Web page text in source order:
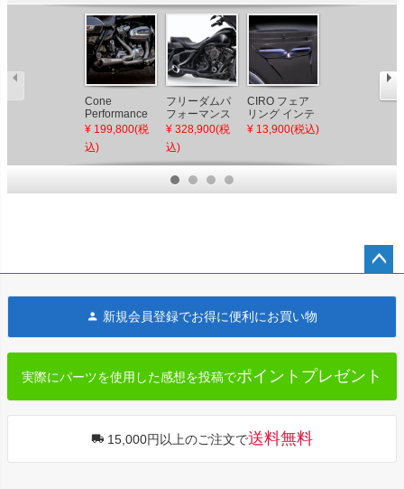
Cone
Performance
2007～2016ツ
ーリング
Turnout 2-1フ
ルエキゾース
¥ 199,800(税
込)
フリーダムパ
フォーマンス
ターンアウト
フルエキゾー
ストマフラー
ブラック/クロ
ームチップ
¥ 328,900(税
込)
CIRO フェア
リング インテ
ーク ライト ブ
ラック
¥ 13,900(税込)
2007～2016
ルエキゾース
へ
新規会員登録でお得に便利にお買い物
実際にパーツを使用した感想を投稿でポイントプレゼント
15,000円以上のご注文で送料無料